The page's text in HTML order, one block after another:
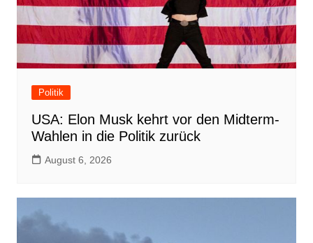
Politik
USA: Elon Musk kehrt vor den Midterm-
Wahlen in die Politik zurück
August 6, 2026